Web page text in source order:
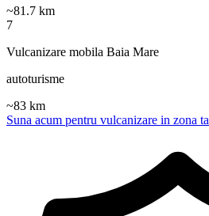
~81.7 km
7
Vulcanizare mobila Baia Mare
autoturisme
~83 km
Suna acum pentru vulcanizare in zona ta